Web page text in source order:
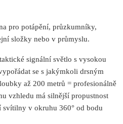
pro potápění, průzkumníky,
složky nebo v průmyslu.
signální světlo s vysokou
se s jakýmkoli drsným
až 200 metrů = profesionálně
vzhledu má silnější propustnost
svítilny v okruhu 360° od bodu